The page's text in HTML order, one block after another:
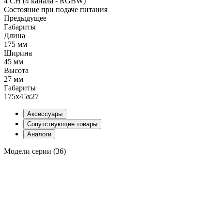
Состояние при подаче питания
Предыдущее
Габариты
Длина
175 мм
Ширина
45 мм
Высота
27 мм
Габариты
175x45x27
Аксессуары
Сопутствующие товары
Аналоги
Модели серии (36)